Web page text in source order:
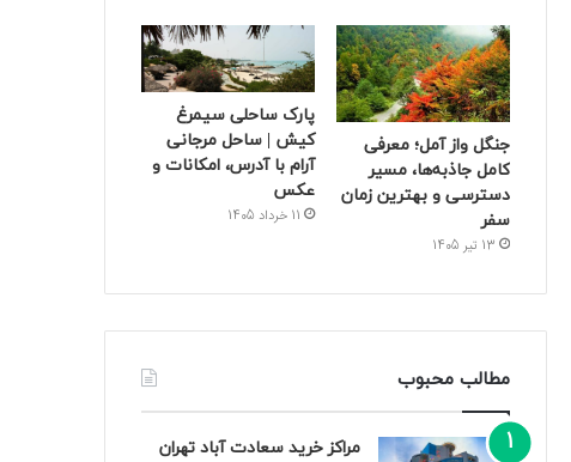
جنگل واز آمل؛ معرفی
کامل جاذبه‌ها، مسیر
دسترسی و بهترین زمان
سفر
13 تیر 1405
پارک ساحلی سیمرغ
کیش | ساحل مرجانی
آرام با آدرس، امکانات و
عکس
11 خرداد 1405
مطالب محبوب
مراکز خرید سعادت‌ آباد تهران